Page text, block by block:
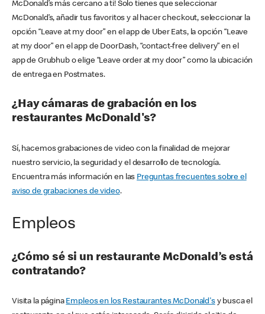
McDonald’s más cercano a ti! Solo tienes que seleccionar
McDonald’s, añadir tus favoritos y al hacer checkout, seleccionar la
opción “Leave at my door” en el app de Uber Eats, la opción “Leave
at my door” en el app de DoorDash, “contact-free delivery” en el
app de Grubhub o elige “Leave order at my door” como la ubicación
de entrega en Postmates.
¿Hay cámaras de grabación en los
restaurantes McDonald's?
Sí, hacemos grabaciones de video con la finalidad de mejorar
nuestro servicio, la seguridad y el desarrollo de tecnología.
Encuentra más información en las Preguntas frecuentes sobre el
aviso de grabaciones de video.
Empleos
¿Cómo sé si un restaurante McDonald’s está
contratando?
Visita la página Empleos en los Restaurantes McDonald'sy busca el